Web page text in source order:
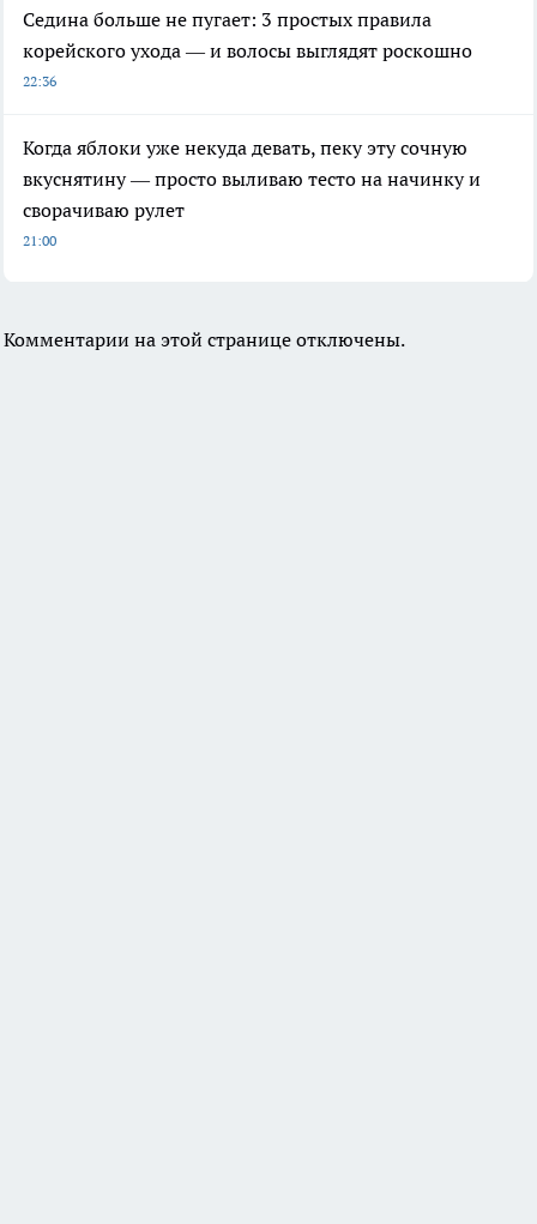
Седина больше не пугает: 3 простых правила
корейского ухода — и волосы выглядят роскошно
22:36
Когда яблоки уже некуда девать, пеку эту сочную
вкуснятину — просто выливаю тесто на начинку и
сворачиваю рулет
21:00
Комментарии на этой странице отключены.